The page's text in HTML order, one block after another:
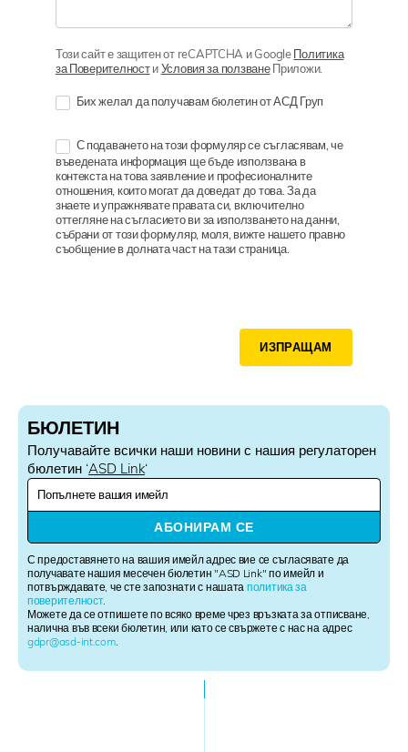
БЮЛЕТИН
Получавайте всички наши новини с нашия регулаторен
бюлетин ‘ASD Link‘
N
s
l
e
t
t
e
r
i
С предоставянето на вашия имейл адрес вие се съгласявате да
получавате нашия месечен бюлетин "ASD Link" по имейл и
потвърждавате, че сте запознати с нашата политика за
поверителност.
Можете да се отпишете по всяко време чрез връзката за отписване,
налична във всеки бюлетин, или като се свържете с нас на адрес
gdpr@asd-int.com.
АБОНИРАМ СЕ
Този сайт е защитен от reCAPTCHA и GoogleПолитика
за ПоверителностиУсловия за ползванеПриложи.
Бих желал да получавам бюлетин от АСД Груп
С подаването на този формуляр се съгласявам, че
въведената информация ще бъде използвана в
контекста на това заявление и професионалните
отношения, които могат да доведат до това. За да
знаете и упражнявате правата си, включително
оттегляне на съгласието ви за използването на данни,
събрани от този формуляр, моля, вижте нашето правно
съобщение в долната част на тази страница.
ИЗПРАЩАМ